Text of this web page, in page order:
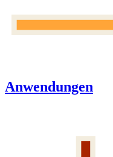
Anwendungen